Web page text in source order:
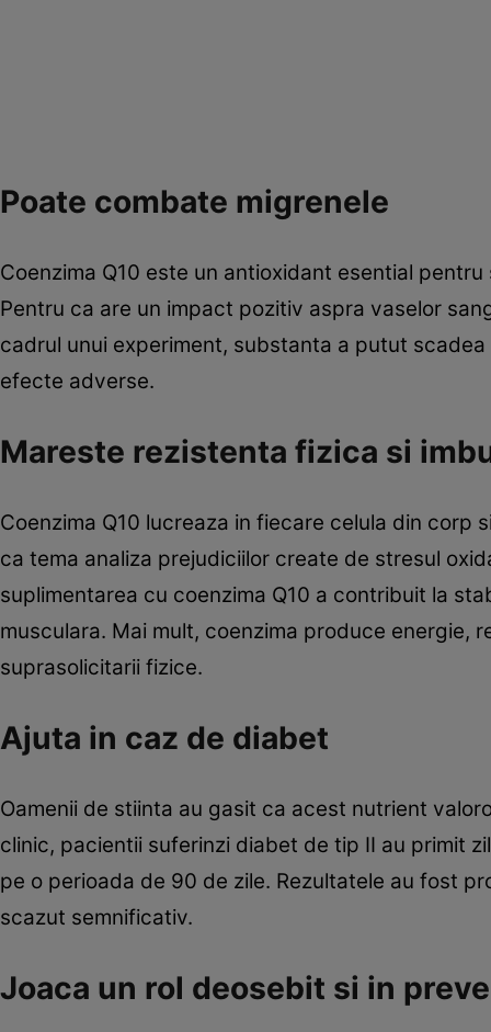
Poate combate migrenele
Coenzima Q10 este un antioxidant esential
Pentru ca are un impact pozitiv aspra vaselor
cadrul unui experiment, substanta a putut
efecte adverse.
Mareste rezistenta fizica si
Coenzima Q10 lucreaza in fiecare celula din
ca tema analiza prejudiciilor create de stresul
suplimentarea cu coenzima Q10 a contribuit la
musculara. Mai mult, coenzima produce energie,
suprasolicitarii fizice.
Ajuta in caz de diabet
Oamenii de stiinta au gasit ca acest nutrient
clinic, pacientii suferinzi diabet de tip II au primit
pe o perioada de 90 de zile. Rezultatele au fost
scazut semnificativ.
Joaca un rol deosebit si in